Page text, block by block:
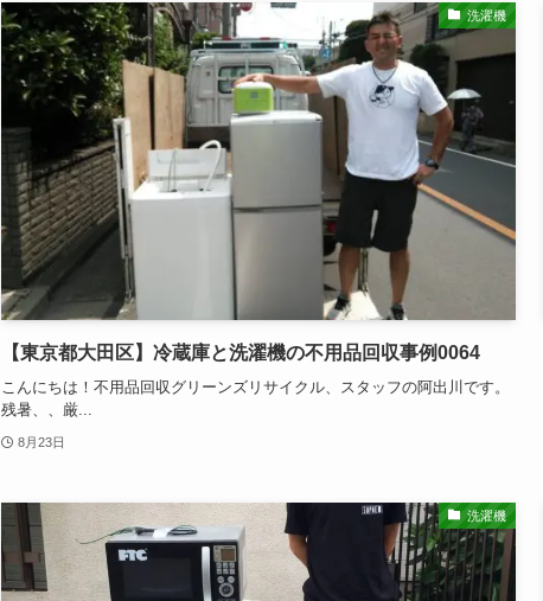
洗濯機
【東京都大田区】冷蔵庫と洗濯機の不用品回収事例0064
こんにちは！不用品回収グリーンズリサイクル、スタッフの阿出川です。
残暑、、厳...
8月23日
洗濯機